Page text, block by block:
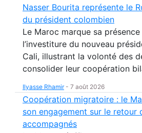
Nasser Bourita représente le
du président colombien
Le Maroc marque sa
l’investiture du nouveau
Cali, illustrant la volonté des
consolider leur coopération
Ilyasse Rhamir- 7 août 2026
Coopération migratoire : le
son engagement sur le retour
accompagnés